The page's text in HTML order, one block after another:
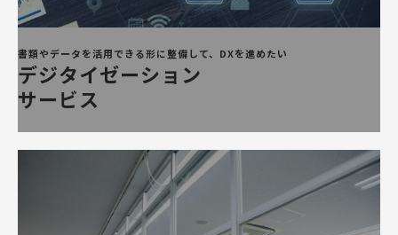
書類やデータを活用できる形に整備して、DXを進めたい
デジタイゼーション
サービス